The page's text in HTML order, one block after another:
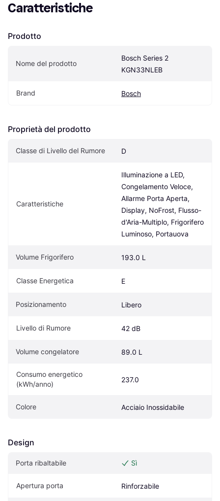
Caratteristiche
Prodotto
Nome del prodotto
Bosch Series 2
KGN33NLEB
Brand Bosch
Proprietà del prodotto
Classe di Livello del Rumore D
Caratteristiche
Illuminazione a LED,
Congelamento Veloce,
Allarme Porta Aperta,
Display, NoFrost, Flusso-
d'Aria-Multiplo, Frigorifero
Luminoso, Portauova
Volume Frigorifero 193.0 L
Classe Energetica E
Posizionamento Libero
Livello di Rumore 42 dB
Volume congelatore 89.0 L
Consumo energetico
(kWh/anno)
237.0
Colore Acciaio Inossidabile
Design
Porta ribaltabile Sì
Apertura porta Rinforzabile